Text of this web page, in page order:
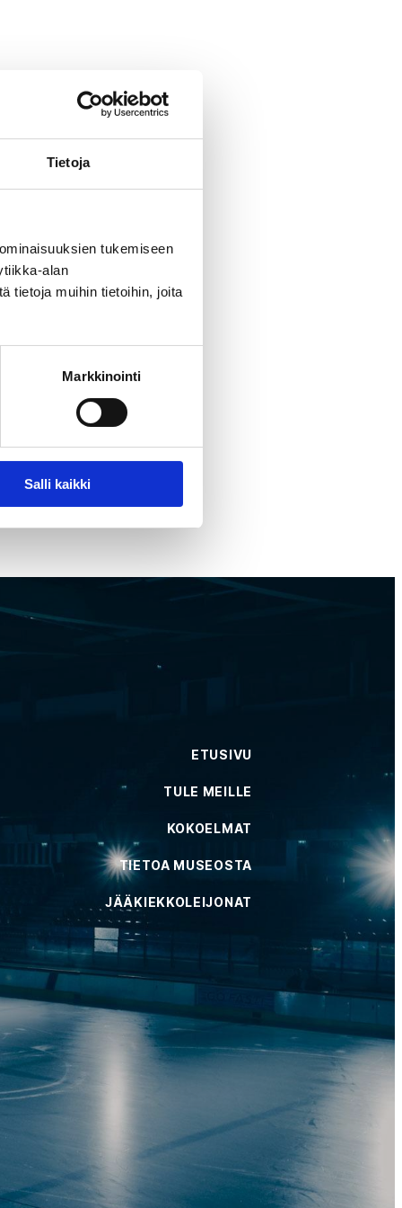
Tietoja
tukemiseen
alan
tietoja muihin tietoihin, joita
Markkinointi
Salli kaikki
ETUSIVU
TULE MEILLE
KOKOELMAT
TIETOA MUSEOSTA
JÄÄKIEKKOLEIJONAT